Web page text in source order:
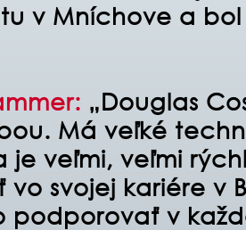
v Mníchove a
„Douglas
Má veľké
je veľmi, veľmi
svojej kariére v
podporovať v